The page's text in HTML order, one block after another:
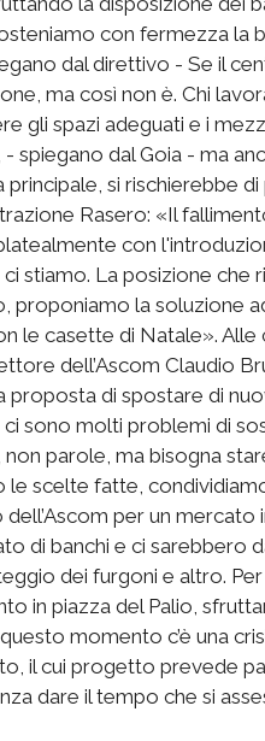
con fermezza la
dal direttivo - Se il
ma così non è. Chi
gli spazi adeguati e i
spiegano dal Goia - ma
si rischierebbe
Rasero: «Il
con
stiamo. La posizione che
proponiamo la soluzione
le casette di Natale». Alle
dell’Ascom Claudio
proposta di spostare di
sono molti problemi di
parole, ma bisogna
scelte fatte,
per un
di banchi e ci sarebbero
dei furgoni e altro.
in piazza del Palio,
momento c’è una
il cui progetto prevede
dare il tempo che si